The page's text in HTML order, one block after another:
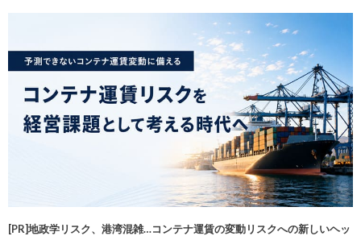
[PR]地政学リスク、港湾混雑…コンテナ運賃の変動リスクへの新しいヘッ